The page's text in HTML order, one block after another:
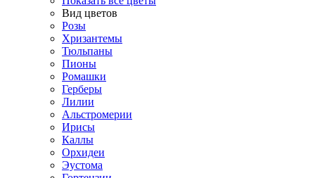
Вид цветов
Розы
Хризантемы
Тюльпаны
Пионы
Ромашки
Герберы
Лилии
Альстромерии
Ирисы
Каллы
Орхидеи
Эустома